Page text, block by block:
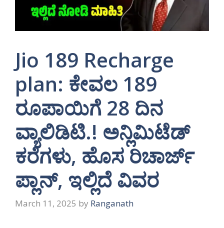
Jio 189 Recharge
plan: ಕೇವಲ 189
ರೂಪಾಯಿಗೆ 28 ದಿನ
ವ್ಯಾಲಿಡಿಟಿ.! ಅನ್ಲಿಮಿಟೆಡ್
ಕರೆಗಳು, ಹೊಸ ರಿಚಾರ್ಜ್
ಪ್ಲಾನ್, ಇಲ್ಲಿದೆ ವಿವರ
March 11, 2025 by Ranganath